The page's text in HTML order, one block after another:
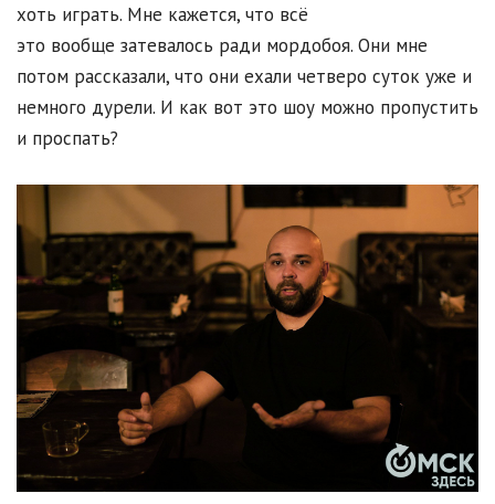
хоть играть. Мне кажется, что всё
это вообще затевалось ради мордобоя. Они мне
потом рассказали, что они ехали четверо суток уже и
немного дурели. И как вот это шоу можно пропустить
и проспать?